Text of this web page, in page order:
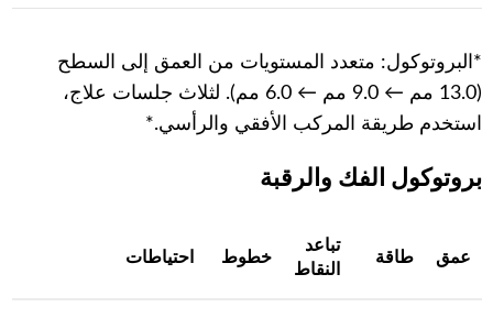
*البروتوكول: متعدد المستويات من العمق إلى السطح
(13.0 مم ← 9.0 مم ← 6.0 مم). لثلاث جلسات علاج،
استخدم طريقة المركب الأفقي والرأسي.*
بروتوكول الفك والرقبة
عمق طاقة
تباعد
النقاط
خطوط احتياطات